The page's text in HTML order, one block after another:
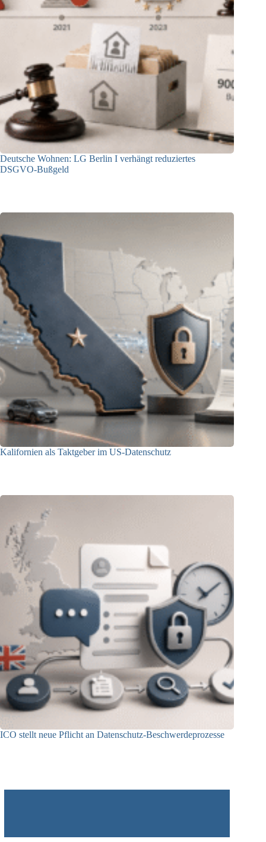
Deutsche Wohnen: LG Berlin I verhängt reduziertes
DSGVO-Bußgeld
Kalifornien als Taktgeber im US-Datenschutz
ICO stellt neue Pflicht an Datenschutz-Beschwerdeprozesse